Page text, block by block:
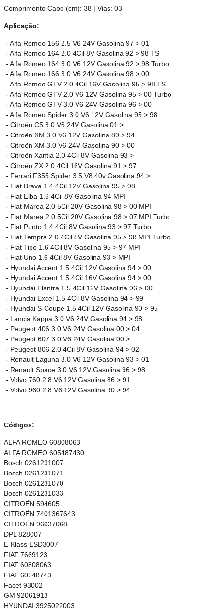
Comprimento Cabo (cm): 38 | Vias: 03
Aplicação:
- Alfa Romeo 156 2.5 V6 24V Gasolina 97 > 01
- Alfa Romeo 164 2.0 4Cil 8V Gasolina 92 > 98 TS
- Alfa Romeo 164 3.0 V6 12V Gasolina 92 > 98 Turbo
- Alfa Romeo 166 3.0 V6 24V Gasolina 98 > 00
- Alfa Romeo GTV 2.0 4Cil 16V Gasolina 95 > 98 TS
- Alfa Romeo GTV 2.0 V6 12V Gasolina 95 > 00 Turbo
- Alfa Romeo GTV 3.0 V6 24V Gasolina 96 > 00
- Alfa Romeo Spider 3.0 V6 12V Gasolina 95 > 98
- Citroën C5 3.0 V6 24V Gasolina 01 >
- Citroën XM 3.0 V6 12V Gasolina 89 > 94
- Citroën XM 3.0 V6 24V Gasolina 90 > 00
- Citroën Xantia 2.0 4Cil 8V Gasolina 93 >
- Citroën ZX 2.0 4Cil 16V Gasolina 91 > 97
- Ferrari F355 Spider 3.5 V8 40v Gasolina 94 >
- Fiat Brava 1.4 4Cil 12V Gasolina 95 > 98
- Fiat Elba 1.6 4Cil 8V Gasolina 94 MPI
- Fiat Marea 2.0 5Cil 20V Gasolina 98 > 00 MPI
- Fiat Marea 2.0 5Cil 20V Gasolina 98 > 07 MPI Turbo
- Fiat Punto 1.4 4Cil 8V Gasolina 93 > 97 Turbo
- Fiat Tempra 2.0 4Cil 8V Gasolina 95 > 98 MPI Turbo
- Fiat Tipo 1.6 4Cil 8V Gasolina 95 > 97 MPI
- Fiat Uno 1.6 4Cil 8V Gasolina 93 > MPI
- Hyundai Accent 1.5 4Cil 12V Gasolina 94 > 00
- Hyundai Accent 1.5 4Cil 16V Gasolina 94 > 00
- Hyundai Elantra 1.5 4Cil 12V Gasolina 96 > 00
- Hyundai Excel 1.5 4Cil 8V Gasolina 94 > 99
- Hyundai S-Coupe 1.5 4Cil 12V Gasolina 90 > 95
- Lancia Kappa 3.0 V6 24V Gasolina 94 > 98
- Peugeot 406 3.0 V6 24V Gasolina 00 > 04
- Peugeot 607 3.0 V6 24V Gasolina 00 >
- Peugeot 806 2.0 4Cil 8V Gasolina 94 > 02
- Renault Laguna 3.0 V6 12V Gasolina 93 > 01
- Renault Space 3.0 V6 12V Gasolina 96 > 98
- Volvo 760 2.8 V6 12V Gasolina 86 > 91
- Volvo 960 2.8 V6 12V Gasolina 90 > 94
Códigos:
ALFA ROMEO 60808063
ALFA ROMEO 605487430
Bosch 0261231007
Bosch 0261231071
Bosch 0261231070
Bosch 0261231033
CITROËN 594605
CITROËN 7401367643
CITROËN 96037068
DPL 828007
E-Klass ESD3007
FIAT 7669123
FIAT 60808063
FIAT 60548743
Facet 93002
GM 92061913
HYUNDAI 3925022003